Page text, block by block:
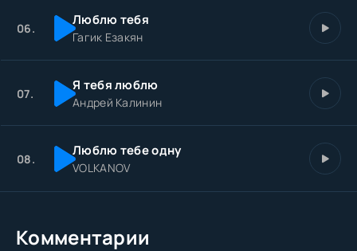
06. Люблю тебя
Гагик Езакян
07. Я тебя люблю
Андрей Калинин
08. Люблю тебе одну
VOLKANOV
Комментарии